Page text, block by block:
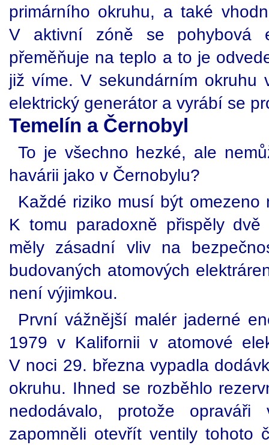
primárního okruhu, a také
V aktivní zóně se pohybová
přeměňuje na teplo a to je
již víme. V sekundárním okruhu
elektrický generátor a vyrábí se
Temelín a Černobyl
To je všechno hezké, ale
havárii jako v Černobylu?
Každé riziko musí být
K tomu paradoxně přispěly
měly zásadní vliv na
budovaných atomových
není výjimkou.
První vážnější malér jaderné
1979 v Kalifornii v atomové
V noci 29. března vypadla
okruhu. Ihned se rozběhlo
nedodávalo, protože opraváři
zapomněli otevřít ventily tohoto